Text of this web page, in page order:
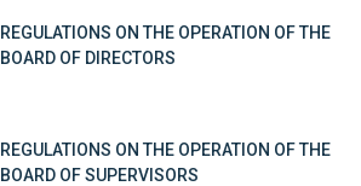
REGULATIONS ON THE OPERATION OF THE
BOARD OF DIRECTORS
REGULATIONS ON THE OPERATION OF THE
BOARD OF SUPERVISORS